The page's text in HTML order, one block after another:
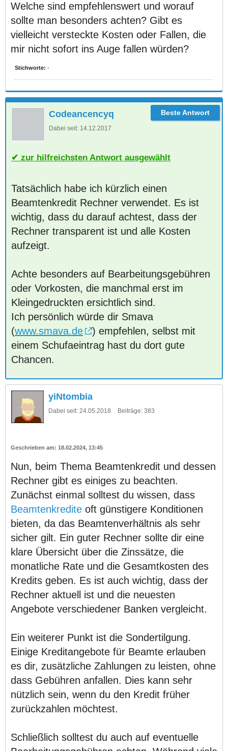
Welche sind empfehlenswert und worauf
sollte man besonders achten? Gibt es
vielleicht versteckte Kosten oder Fallen, die
mir nicht sofort ins Auge fallen würden?
Stichworte: -
Codeancencyq
Dabei seit: 14.12.2017
zur hilfreichsten Antwort ausgewählt
Tatsächlich habe ich kürzlich einen
Beamtenkredit Rechner verwendet. Es ist
wichtig, dass du darauf achtest, dass der
Rechner transparent ist und alle Kosten
aufzeigt.
Achte besonders auf Bearbeitungsgebühren
oder Vorkosten, die manchmal erst im
Kleingedruckten ersichtlich sind.
Ich persönlich würde dir Smava
(www.smava.de
) empfehlen, selbst mit
einem Schufaeintrag hast du dort gute
Chancen.
yiNtombia
Dabei seit: 24.05.2018 Beiträge: 383
18.02.2024, 13:45
Nun, beim Thema Beamtenkredit und dessen
Rechner gibt es einiges zu beachten.
Zunächst einmal solltest du wissen, dass
Beamtenkredite oft günstigere Konditionen
bieten, da das Beamtenverhältnis als sehr
sicher gilt. Ein guter Rechner sollte dir eine
klare Übersicht über die Zinssätze, die
monatliche Rate und die Gesamtkosten des
Kredits geben. Es ist auch wichtig, dass der
Rechner aktuell ist und die neuesten
Angebote verschiedener Banken vergleicht.
Ein weiterer Punkt ist die Sondertilgung.
Einige Kreditangebote für Beamte erlauben
es dir, zusätzliche Zahlungen zu leisten, ohne
dass Gebühren anfallen. Dies kann sehr
nützlich sein, wenn du den Kredit früher
zurückzahlen möchtest.
Schließlich solltest du auch auf eventuelle